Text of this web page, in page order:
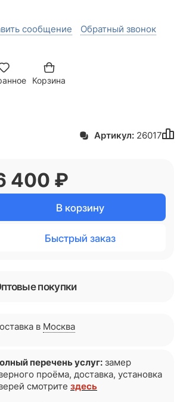
сообщение Обратный звонок
Корзина
Артикул: 26017
400 ₽
В корзину
Быстрый заказ
покупки
в Москва
перечень услуг: замер
проёма, доставка, установка
смотрите здесь